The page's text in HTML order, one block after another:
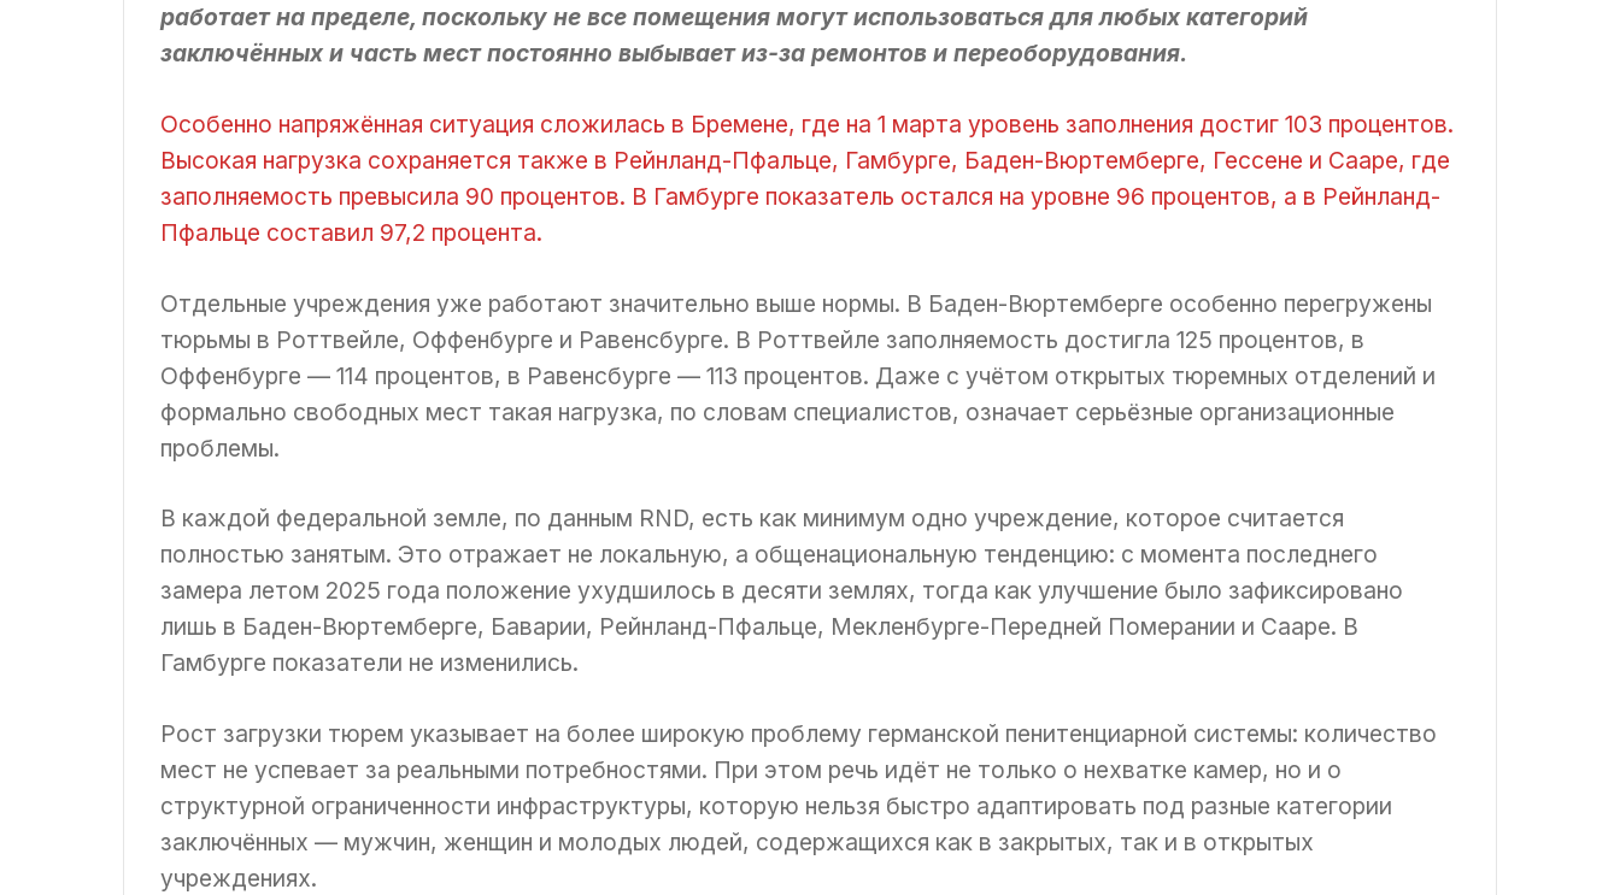
работает на пределе, поскольку не все помещения могут использоваться для любых категорий
заключённых и часть мест постоянно выбывает из-за ремонтов и переоборудования.
Особенно напряжённая ситуация сложилась в Бремене, где на 1 марта уровень заполнения достиг 103 процентов.
Высокая нагрузка сохраняется также в Рейнланд-Пфальце, Гамбурге, Баден-Вюртемберге, Гессене и Сааре, где
заполняемость превысила 90 процентов. В Гамбурге показатель остался на уровне 96 процентов, а в Рейнланд-
Пфальце составил 97,2 процента.
Отдельные учреждения уже работают значительно выше нормы. В Баден-Вюртемберге особенно перегружены
тюрьмы в Роттвейле, Оффенбурге и Равенсбурге. В Роттвейле заполняемость достигла 125 процентов, в
Оффенбурге — 114 процентов, в Равенсбурге — 113 процентов. Даже с учётом открытых тюремных отделений и
формально свободных мест такая нагрузка, по словам специалистов, означает серьёзные организационные
проблемы.
В каждой федеральной земле, по данным RND, есть как минимум одно учреждение, которое считается
полностью занятым. Это отражает не локальную, а общенациональную тенденцию: с момента последнего
замера летом 2025 года положение ухудшилось в десяти землях, тогда как улучшение было зафиксировано
лишь в Баден-Вюртемберге, Баварии, Рейнланд-Пфальце, Мекленбурге-Передней Померании и Сааре. В
Гамбурге показатели не изменились.
Рост загрузки тюрем указывает на более широкую проблему германской пенитенциарной системы: количество
мест не успевает за реальными потребностями. При этом речь идёт не только о нехватке камер, но и о
структурной ограниченности инфраструктуры, которую нельзя быстро адаптировать под разные категории
заключённых — мужчин, женщин и молодых людей, содержащихся как в закрытых, так и в открытых
учреждениях.